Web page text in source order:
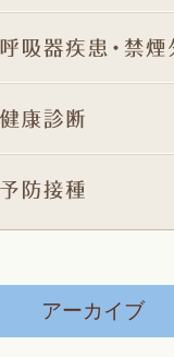
アーカイブ